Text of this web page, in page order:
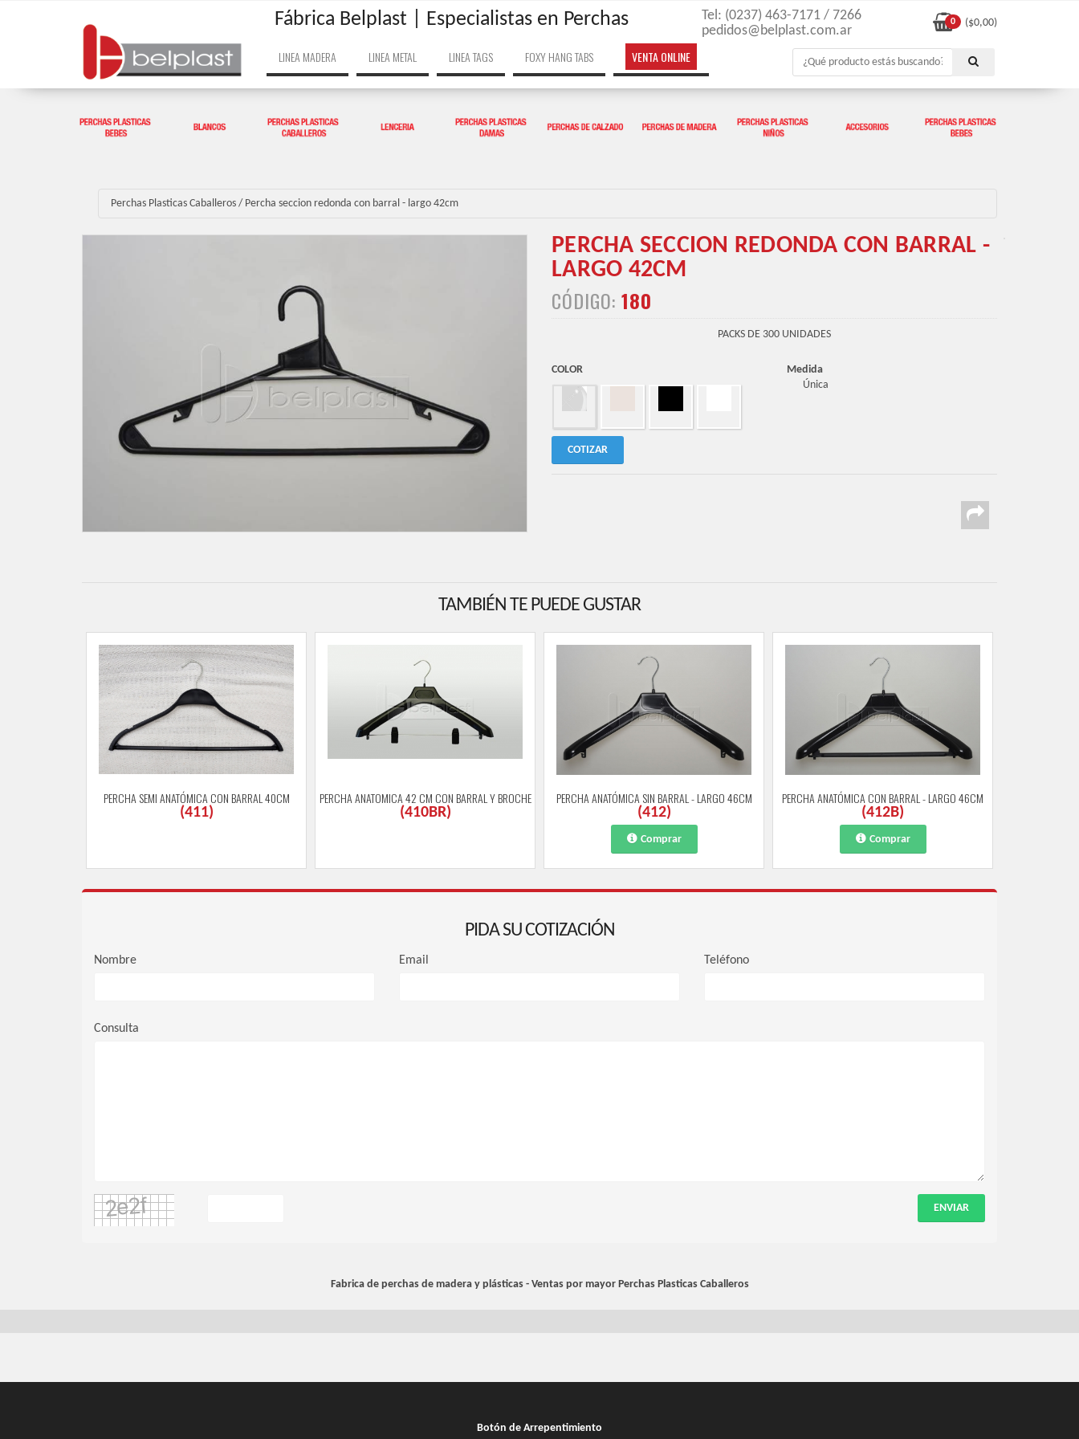
0 ($0,00)
LINEA MADERA LINEA METAL LINEA TAGS FOXY HANG TABS VENTA ONLINE
Fábrica Belplast | Especialistas en Perchas
Tel: (0237) 463-7171 / 7266
pedidos@belplast.com.ar
Perchas Plasticas Caballeros / Percha seccion redonda con barral - largo 42cm
PERCHA SECCION REDONDA CON BARRAL -
LARGO 42CM
CÓDIGO: 180
PACKS DE 300 UNIDADES
COLOR
Medida
Única
COTIZAR
TAMBIÉN TE PUEDE GUSTAR
PERCHA SEMI ANATÓMICA CON BARRAL 40CM
(411)
PERCHA ANATOMICA 42 CM CON BARRAL Y BROCHE
(410BR)
PERCHA ANATÓMICA SIN BARRAL - LARGO 46CM
(412)
Comprar
PERCHA ANATÓMICA CON BARRAL - LARGO 46CM
(412B)
Comprar
PIDA SU COTIZACIÓN
Nombre Email Teléfono
Consulta
ENVIAR
Fabrica de perchas de madera y plásticas - Ventas por mayor Perchas Plasticas Caballeros
Botón de Arrepentimiento